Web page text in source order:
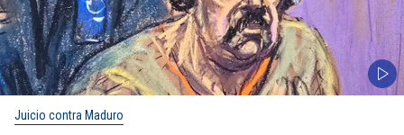
Juicio contra Maduro